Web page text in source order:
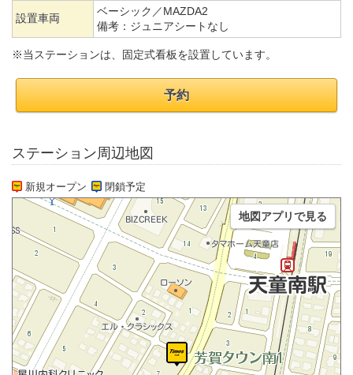
設置車両
ベーシック／MAZDA2
備考： ジュニアシートなし
※当ステーションは、固定式看板を設置しています。
予約
ステーション周辺地図
新規オープン 閉鎖予定
地図アプリで見る